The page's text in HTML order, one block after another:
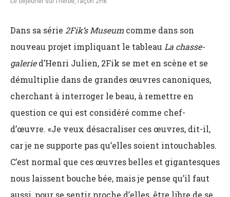
Dans sa série 2Fik’s Museum comme dans son
nouveau projet impliquant le tableau La chasse-
galeried’Henri Julien, 2Fik se met en scène et se
démultiplie dans de grandes œuvres canoniques,
cherchant à interroger le beau, à remettre en
question ce qui est considéré comme chef-
d’œuvre. «Je veux désacraliser ces œuvres, dit-il,
car je ne supporte pas qu’elles soient intouchables.
C’est normal que ces œuvres belles et gigantesques
nous laissent bouche bée, mais je pense qu’il faut